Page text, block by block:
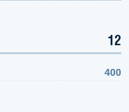
12
400